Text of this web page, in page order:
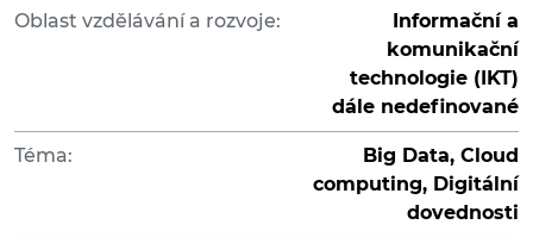
Oblast vzdělávání a rozvoje:
Informační a
komunikační
technologie (IKT)
dále nedefinované
Téma:
Big Data, Cloud
computing, Digitální
dovednosti